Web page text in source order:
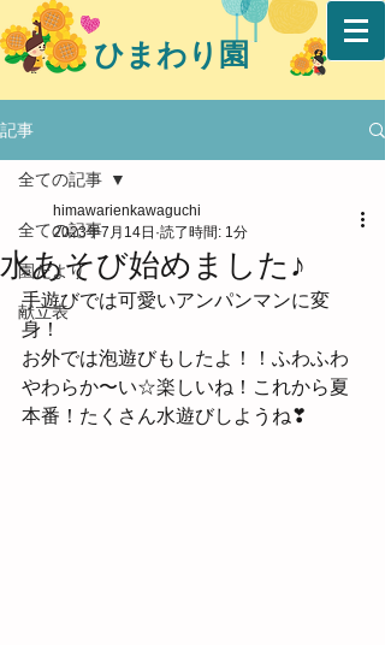
ひまわり園
記事
全ての記事
園だより
献立表
全ての記事
水あそび始めました♪
himawarienkawaguchi
2023年7月14日 読了時間: 1分
手遊びでは可愛いアンパンマンに変
身！
お外では泡遊びもしたよ！！ふわふわ
やわらか〜い☆楽しいね！これから夏
本番！たくさん水遊びしようね❣